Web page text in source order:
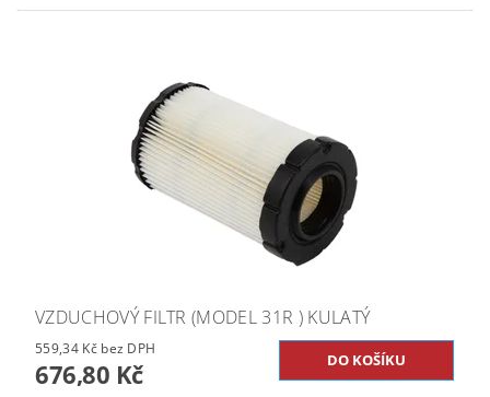
VZDUCHOVÝ FILTR (MODEL 31R ) KULATÝ
559,34 Kč bez DPH
676,80 Kč